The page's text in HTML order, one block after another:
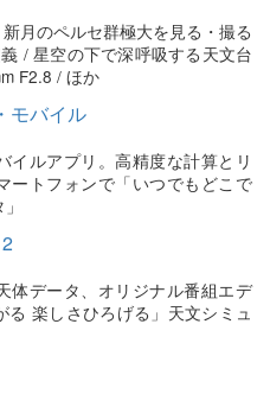
新月のペルセ群極大を見る・撮る
/ 星空の下で深呼吸する天文台
F2.8 / ほか
モバイル
イルアプリ。高精度な計算とリ
ートフォンで「いつでもどこで
体データ、オリジナル番組エデ
る 楽しさひろげる」天文シミュ